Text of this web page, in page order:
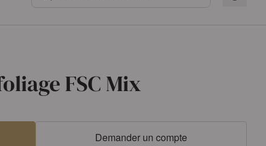
FSC Mix
Demander un compte